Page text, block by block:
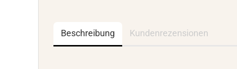
Beschreibung Kundenrezensionen